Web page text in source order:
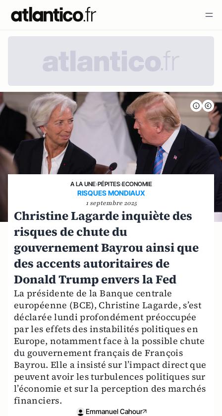
A LA UNE›PÉPITES›ECONOMIE
RISQUES MONDIAUX
1 septembre 2025
Christine Lagarde inquiète des
risques de chute du
gouvernement Bayrou ainsi que
des accents autoritaires de
Donald Trump envers la Fed
La présidente de la Banque centrale
européenne (BCE), Christine Lagarde, s’est
déclarée lundi profondément préoccupée
par les effets des instabilités politiques en
Europe, notamment face à la possible chute
du gouvernement français de François
Bayrou. Elle a insisté sur l’impact direct que
peuvent avoir les turbulences politiques sur
l’économie et sur la perception des marchés
financiers.
Emmanuel Cahour